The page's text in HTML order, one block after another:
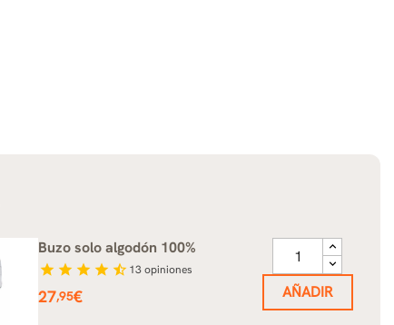
Buzo solo algodón 100%
star star star star star_half 13opiniones
Precio
27,95€ AÑADIR